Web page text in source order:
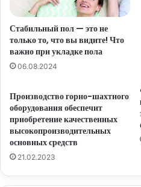
Стабильный пол — это не
только то, что вы видите! Что
важно при укладке пола
06.08.2024
Производство горно-шахтного
оборудования обеспечит
приобретение качественных
высокопроизводительных
основных средств
21.02.2023